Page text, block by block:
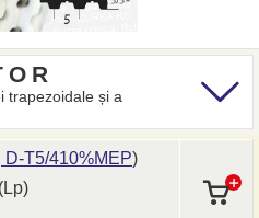
trapezoidale și a
D-T5/410%MEP)
(Lp)